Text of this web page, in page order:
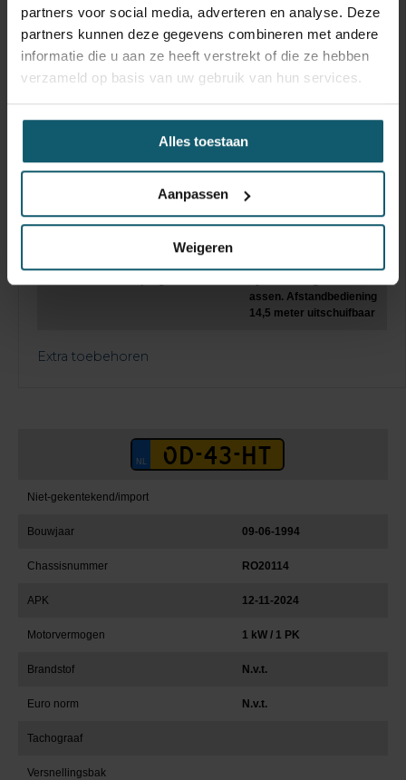
partners voor social media, adverteren en analyse. Deze
partners kunnen deze gegevens combineren met andere
informatie die u aan ze heeft verstrekt of die ze hebben
verzameld op basis van uw gebruik van hun services.
Alles toestaan
Aanpassen
Weigeren
Doorgang
Toebehoren
Keuringsdatum opbouw
assen. Afstandbediening
14,5 meter uitschuifbaar
Extra toebehoren
Niet-gekentekend/import
Bouwjaar 09-06-1994
Chassisnummer RO20114
APK 12-11-2024
Motorvermogen 1 kW / 1 PK
Brandstof N.v.t.
Euro norm N.v.t.
Tachograaf
Versnellingsbak